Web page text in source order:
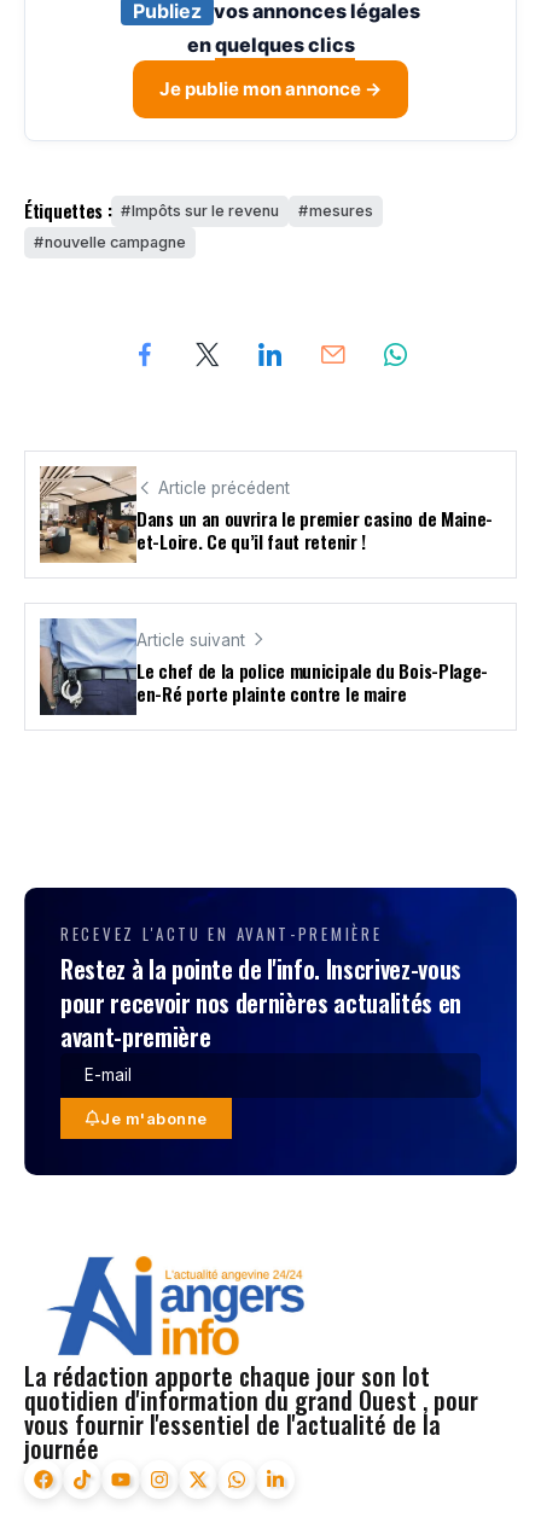
Publiez vos annonces légales
enquelques clics
Je publie mon annonce →
Étiquettes : Impôts sur le revenu
mesures
nouvelle campagne
Article précédent
Dans un an ouvrira le premier casino de Maine-
et-Loire. Ce qu’il faut retenir !
Article suivant
Le chef de la police municipale du Bois-Plage-
en-Ré porte plainte contre le maire
RECEVEZ L'ACTU EN AVANT-PREMIÈRE
Restez à la pointe de l'info. Inscrivez-vous
pour recevoir nos dernières actualités en
avant-première
Je m'abonne
La rédaction apporte chaque jour son lot
quotidien d'information du grand Ouest , pour
vous fournir l'essentiel de l'actualité de la
journée